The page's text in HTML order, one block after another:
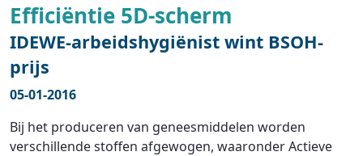
Efficiëntie 5D-scherm
IDEWE-arbeidshygiënist wint BSOH-
prijs
05-01-2016
Bij het produceren van geneesmiddelen worden
verschillende stoffen afgewogen, waaronder Actieve